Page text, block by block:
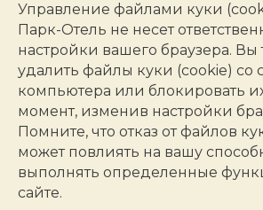
Управление файлами куки
Парк-Отель не несет
настройки вашего браузера. Вы
удалить файлы куки (cookie) со
компьютера или блокировать
момент, изменив настройки
Помните, что отказ от файлов
может повлиять на вашу
выполнять определенные
сайте.